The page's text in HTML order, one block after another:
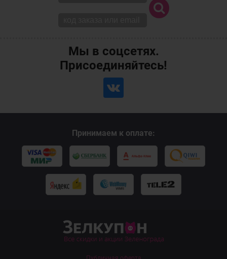
Мы в соцсетях.
Присоединяйтесь!
Принимаем к оплате: